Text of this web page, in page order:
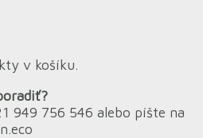
v košíku.
949 756 546 alebo píšte na